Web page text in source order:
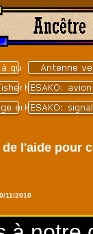
l'aide pour
11/2010